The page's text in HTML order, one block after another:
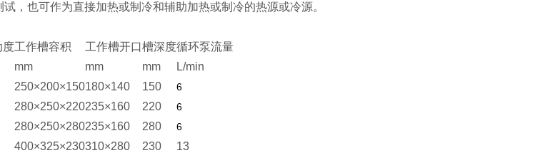
，也可作为直接加热或制冷和辅助加热或制冷的热源或冷源。
度工作槽容积
mm
工作槽开口
mm
槽深度
mm
循环泵流量
L/min
250×200×150180×140 150 6
280×250×220235×160 220 6
280×250×280235×160 280 6
400×325×230310×280 230
13